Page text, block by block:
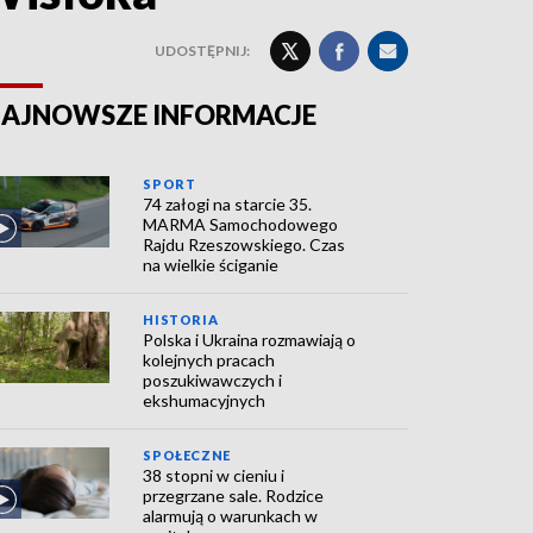
UDOSTĘPNIJ:
INFORMACJE
SPORT
74 załogi na starcie 35.
MARMA Samochodowego
Rajdu Rzeszowskiego. Czas
na wielkie ściganie
HISTORIA
Polska i Ukraina rozmawiają o
kolejnych pracach
poszukiwawczych i
ekshumacyjnych
SPOŁECZNE
38 stopni w cieniu i
przegrzane sale. Rodzice
alarmują o warunkach w